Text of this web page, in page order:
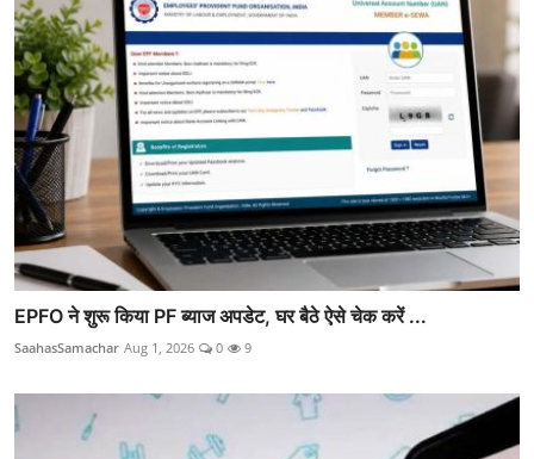
EPFO ने शुरू किया PF ब्याज अपडेट, घर बैठे ऐसे चेक करें ...
SaahasSamachar Aug 1, 2026 0 9